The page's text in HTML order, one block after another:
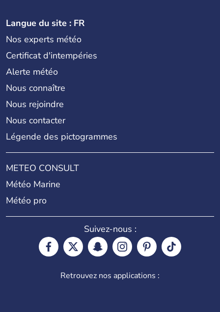
Langue du site : FR
Nos experts météo
Certificat d'intempéries
Alerte météo
Nous connaître
Nous rejoindre
Nous contacter
Légende des pictogrammes
METEO CONSULT
Météo Marine
Météo pro
Suivez-nous :
Retrouvez nos applications :